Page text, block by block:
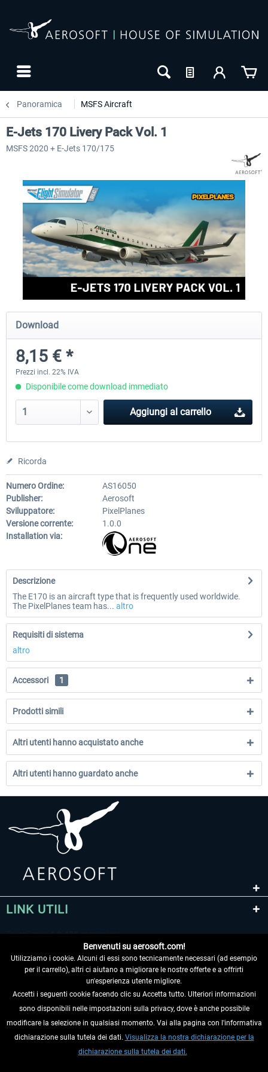
Panoramica MSFS Aircraft
FlightSim Studio - E-Jets 170/175
40,96 € *
Aerosoft Aircraft A340-
E-Jets 170 Livery Pack Vol. 1
MSFS 2020 + E-Jets 170/175
Download
8,15 € *
Prezzi incl. 22% IVA
Disponibile come download immediato
Aggiungi al carrello
Ricorda
Numero Ordine:
AS16050
Publisher:
Aerosoft
Sviluppatore:
PixelPlanes
Versione corrente:
1.0.0
Installation via:
Descrizione
The E170 is an aircraft type that is frequently used worldwide.
The PixelPlanes team has... altro
Requisiti di sistema
altro
Accessori 1
Prodotti simili
Altri utenti hanno acquistato anche
Altri utenti hanno guardato anche
LINK UTILI
RECEDERE DAL CONTRATTO
INFORMAZIONI
Benvenuti su aerosoft.com!
Utilizziamo i cookie. Alcuni di essi sono tecnicamente necessari (ad esempio
per il carrello), altri ci aiutano a migliorare le nostre offerte e a offrirti
un'esperienza utente migliore.
Accetti i seguenti cookie facendo clic su Accetta tutto. Ulteriori informazioni
sono disponibili nelle impostazioni sulla privacy, dove è anche possibile
modificare la selezione in qualsiasi momento. Vai alla pagina con l'informativa
dichiarazione sulla tutela dei dati. Visualizza la nostra dichiarazione per la
dichiarazione sulla tutela dei dati.